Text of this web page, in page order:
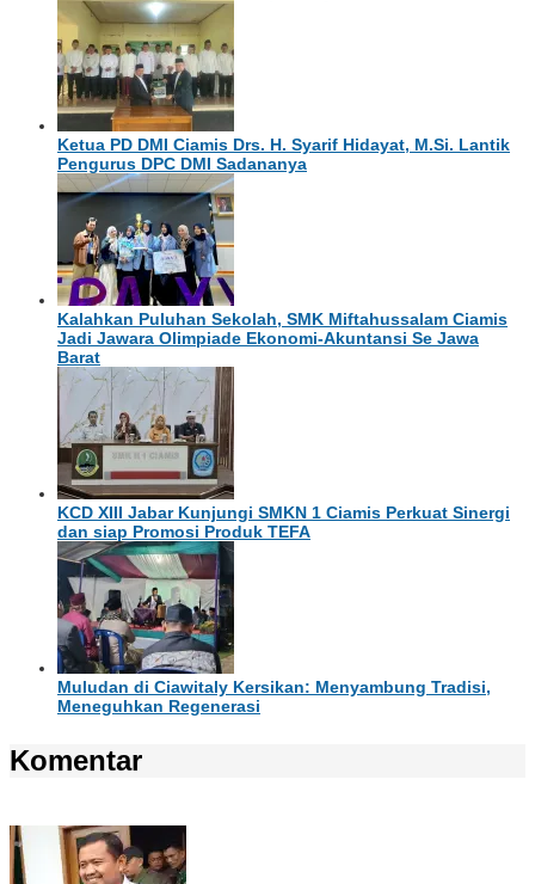
Ketua PD DMI Ciamis Drs. H. Syarif Hidayat, M.Si. Lantik
Pengurus DPC DMI Sadananya
Kalahkan Puluhan Sekolah, SMK Miftahussalam Ciamis
Jadi Jawara Olimpiade Ekonomi-Akuntansi Se Jawa
Barat
KCD XIII Jabar Kunjungi SMKN 1 Ciamis Perkuat Sinergi
dan siap Promosi Produk TEFA
Muludan di Ciawitaly Kersikan: Menyambung Tradisi,
Meneguhkan Regenerasi
Komentar